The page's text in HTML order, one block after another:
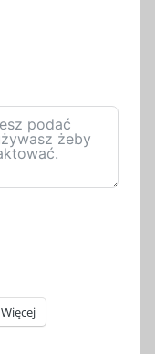
Więcej